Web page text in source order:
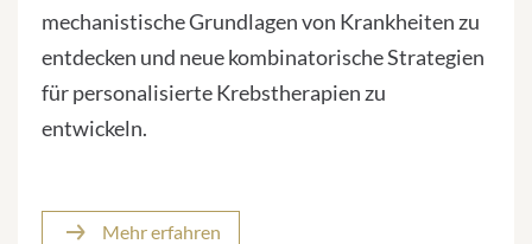
mechanistische Grundlagen von Krankheiten zu
entdecken und neue kombinatorische Strategien
für personalisierte Krebstherapien zu
entwickeln.
Mehr erfahren